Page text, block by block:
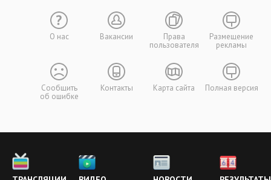
О нас Вакансии
Права
пользователя
Размещение
рекламы
Сообщить
об ошибке
Контакты Карта сайта Полная версия